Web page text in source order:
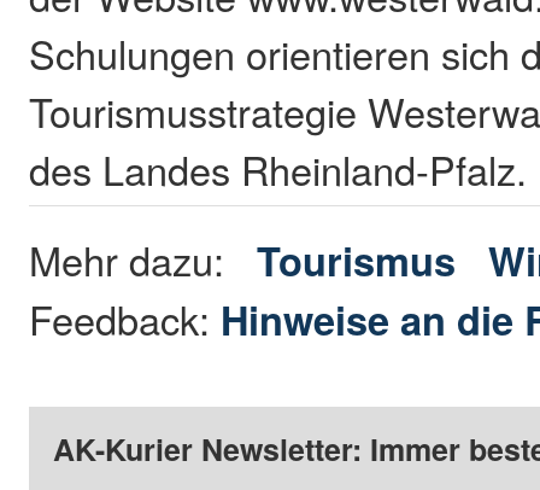
Schulungen orientieren sich
Tourismusstrategie
des Landes Rheinland-
Mehr dazu:Tourismus
Feedback: Hinweise an die
AK-Kurier Newsletter: Immer